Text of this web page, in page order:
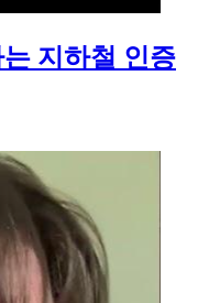
지하철 인증